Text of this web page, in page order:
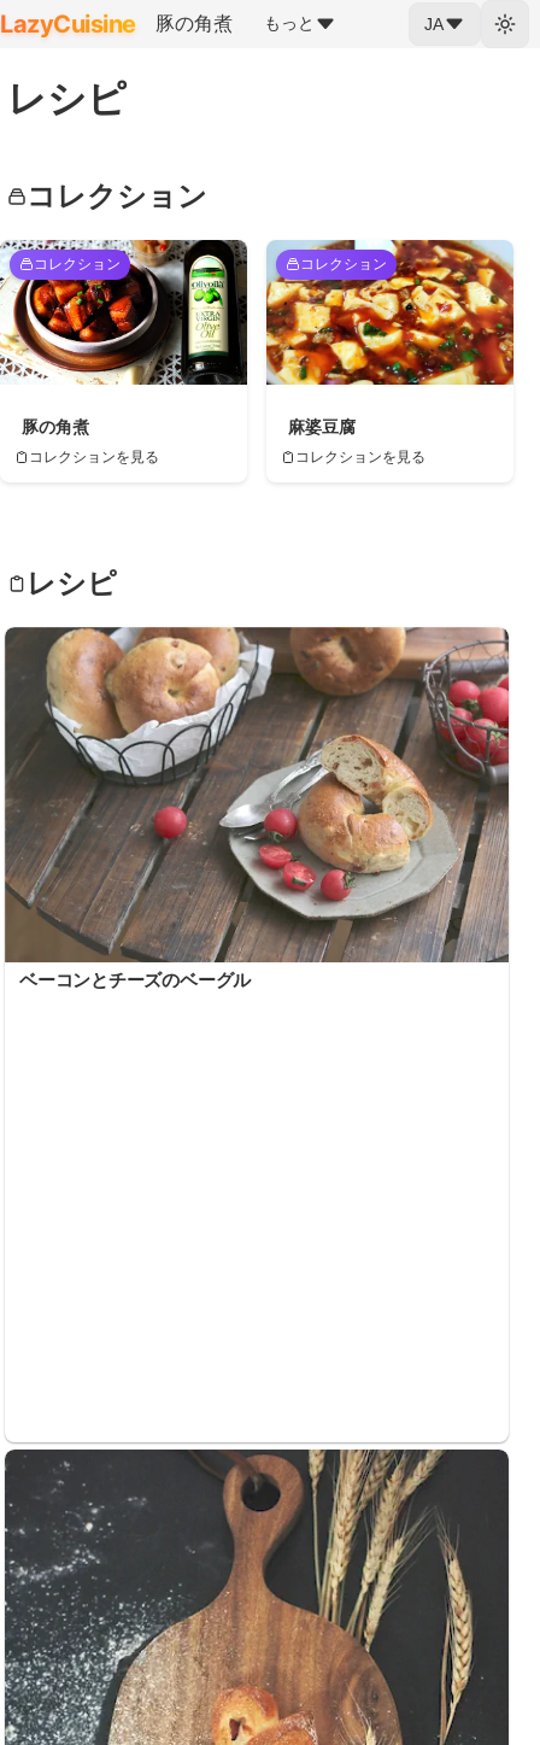
LazyCuisine 豚の角煮 もっと JA
レシピ
コレクション
コレクション
豚の角煮
コレクションを見る
コレクション
麻婆豆腐
コレクションを見る
レシピ
ベーコンとチーズのベーグル